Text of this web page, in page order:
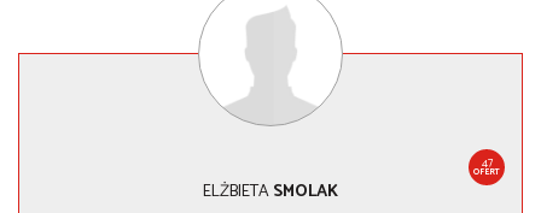
47
OFERT
ELŻBIETASMOLAK